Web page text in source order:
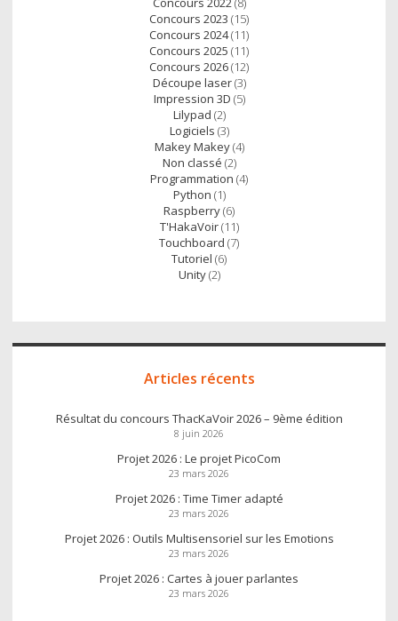
Concours 2023 (15)
Concours 2024(11)
Concours 2025 (11)
Concours 2026(12)
Découpe laser(3)
Impression 3D (5)
Lilypad (2)
Logiciels (3)
Makey Makey(4)
Non classé (2)
Programmation (4)
Python (1)
Raspberry(6)
T'HakaVoir(11)
Touchboard (7)
Tutoriel (6)
Unity(2)
Articles récents
Résultat du concours ThacKaVoir 2026 – 9ème édition
8 juin 2026
Projet 2026 : Le projet PicoCom
23 mars 2026
Projet 2026 : Time Timer adapté
23 mars 2026
Projet 2026 : Outils Multisensoriel sur les Emotions
23 mars 2026
Projet 2026 : Cartes à jouer parlantes
23 mars 2026